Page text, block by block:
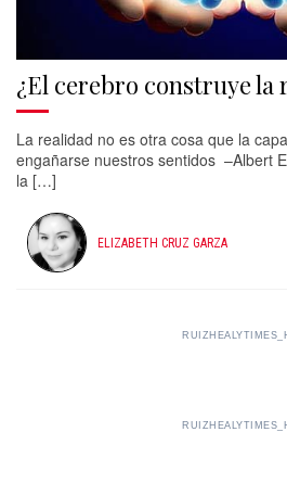
¿El cerebro construye la
La realidad no es otra cosa que la
engañarse nuestros sentidos –Albert
la […]
ELIZABETH CRUZ GARZA